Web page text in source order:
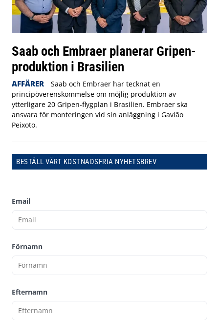
Saab och Embraer planerar Gripen-
produktion i Brasilien
AFFÄRER
Saab och Embraer har tecknat en
principöverenskommelse om möjlig produktion av
ytterligare 20 Gripen-flygplan i Brasilien. Embraer ska
ansvara för monteringen vid sin anläggning i Gavião
Peixoto.
BESTÄLL VÅRT KOSTNADSFRIA NYHETSBREV
Email
Förnamn
Efternamn